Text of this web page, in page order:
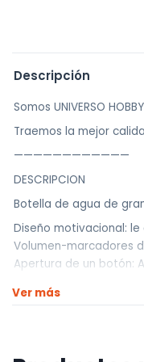
Descripción
Somos UNIVERSO
Traemos la mejor
————————————
DESCRIPCION
Botella de agua de
Diseño motivacional:
Volumen-marcadores
Apertura de un botón:
Boca ancha: La boca
Material: PC, PP,
Ver más